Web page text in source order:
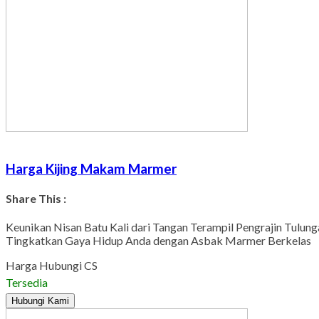
Harga Kijing Makam Marmer
Share This :
Keunikan Nisan Batu Kali dari Tangan Terampil Pengrajin
Tingkatkan Gaya Hidup Anda dengan Asbak Marmer Berkelas
Harga Hubungi CS
Tersedia
Hubungi Kami